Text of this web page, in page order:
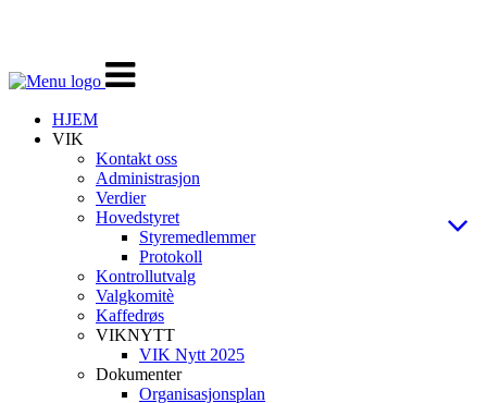
Veksle
navigasjon
HJEM
VIK
Kontakt oss
Administrasjon
Verdier
Hovedstyret
Styremedlemmer
Protokoll
Kontrollutvalg
Valgkomitè
Kaffedrøs
VIKNYTT
VIK Nytt 2025
Dokumenter
Organisasjonsplan